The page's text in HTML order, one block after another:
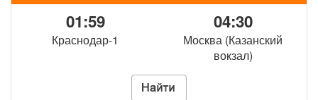
01:59
Краснодар-1
04:30
Москва (Казанский
вокзал)